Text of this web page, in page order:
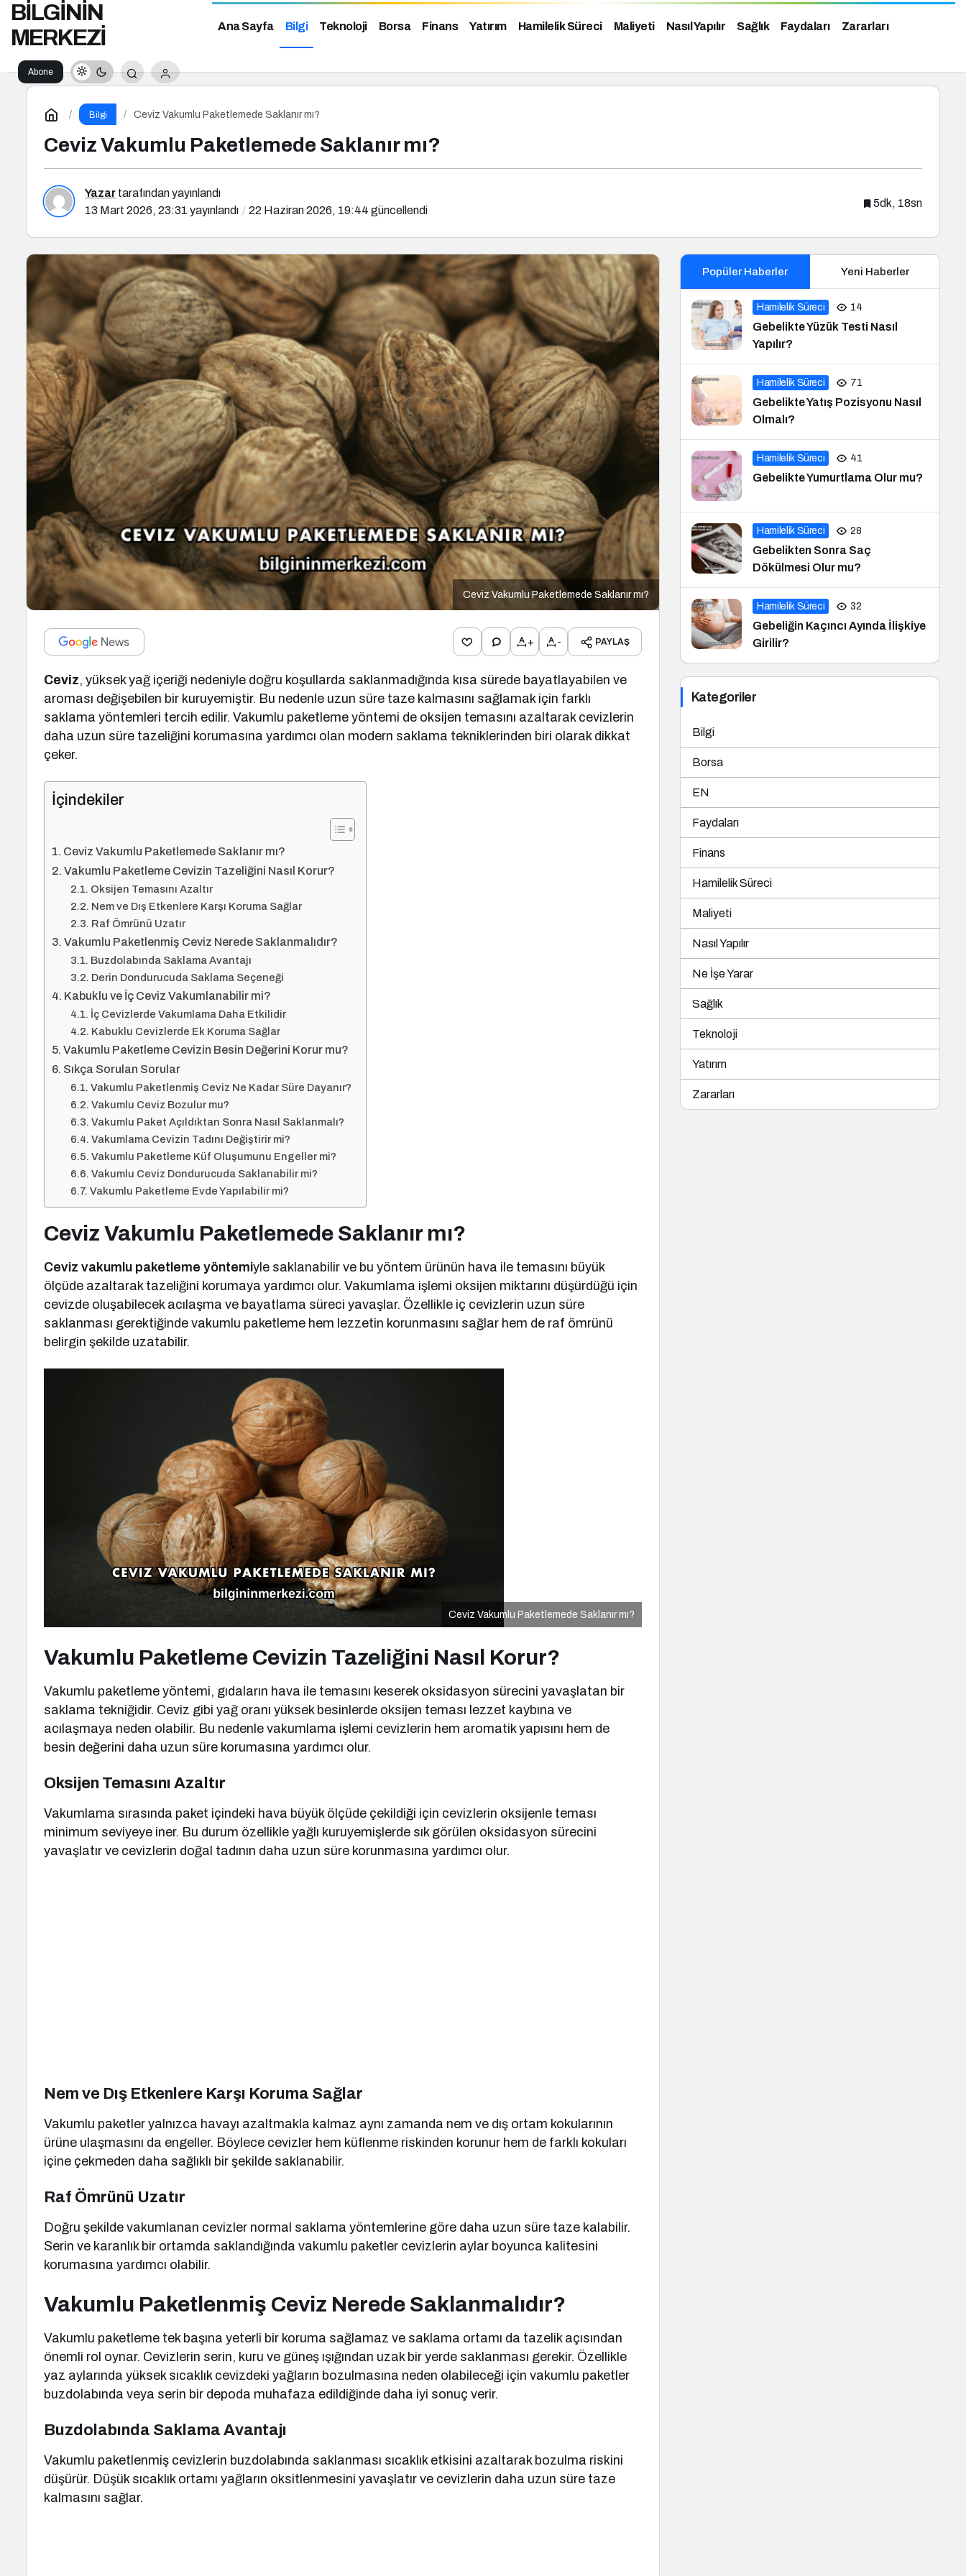
BİLGİNİN
MERKEZİ
Ana Sayfa Bilgi Teknoloji Borsa Finans Yatırım Hamilelik Süreci Maliyeti Nasıl Yapılır Sağlık Faydaları Zararları
Abone
Bilgi
Ceviz Vakumlu Paketlemede Saklanır mı?
Ceviz Vakumlu Paketlemede Saklanır mı?
Yazar tarafından yayınlandı
13 Mart 2026, 23:31 yayınlandı 22 Haziran 2026, 19:44 güncellendi
5dk, 18sn
Ceviz Vakumlu Paketlemede Saklanır mı?
+ - PAYLAŞ
Ceviz, yüksek yağ içeriği nedeniyle doğru koşullarda saklanmadığında kısa sürede bayatlayabilen ve
aroması değişebilen bir kuruyemiştir. Bu nedenle uzun süre taze kalmasını sağlamak için farklı
saklama yöntemleri tercih edilir. Vakumlu paketleme yöntemi de oksijen temasını azaltarak cevizlerin
daha uzun süre tazeliğini korumasına yardımcı olan modern saklama tekniklerinden biri olarak dikkat
çeker.
İçindekiler
Ceviz Vakumlu Paketlemede Saklanır mı?
Vakumlu Paketleme Cevizin Tazeliğini Nasıl Korur?
Oksijen Temasını Azaltır
Nem ve Dış Etkenlere Karşı Koruma Sağlar
Raf Ömrünü Uzatır
Vakumlu Paketlenmiş Ceviz Nerede Saklanmalıdır?
Buzdolabında Saklama Avantajı
Derin Dondurucuda Saklama Seçeneği
Kabuklu ve İç Ceviz Vakumlanabilir mi?
İç Cevizlerde Vakumlama Daha Etkilidir
Kabuklu Cevizlerde Ek Koruma Sağlar
Vakumlu Paketleme Cevizin Besin Değerini Korur mu?
Sıkça Sorulan Sorular
Vakumlu Paketlenmiş Ceviz Ne Kadar Süre Dayanır?
Vakumlu Ceviz Bozulur mu?
Vakumlu Paket Açıldıktan Sonra Nasıl Saklanmalı?
Vakumlama Cevizin Tadını Değiştirir mi?
Vakumlu Paketleme Küf Oluşumunu Engeller mi?
Vakumlu Ceviz Dondurucuda Saklanabilir mi?
Vakumlu Paketleme Evde Yapılabilir mi?
Ceviz Vakumlu Paketlemede Saklanır mı?
Ceviz vakumlu paketleme yöntemiyle saklanabilir ve bu yöntem ürünün hava ile temasını büyük
ölçüde azaltarak tazeliğini korumaya yardımcı olur. Vakumlama işlemi oksijen miktarını düşürdüğü için
cevizde oluşabilecek acılaşma ve bayatlama süreci yavaşlar. Özellikle iç cevizlerin uzun süre
saklanması gerektiğinde vakumlu paketleme hem lezzetin korunmasını sağlar hem de raf ömrünü
belirgin şekilde uzatabilir.
Ceviz Vakumlu Paketlemede Saklanır mı?
Vakumlu Paketleme Cevizin Tazeliğini Nasıl Korur?
Vakumlu paketleme yöntemi, gıdaların hava ile temasını keserek oksidasyon sürecini yavaşlatan bir
saklama tekniğidir. Ceviz gibi yağ oranı yüksek besinlerde oksijen teması lezzet kaybına ve
acılaşmaya neden olabilir. Bu nedenle vakumlama işlemi cevizlerin hem aromatik yapısını hem de
besin değerini daha uzun süre korumasına yardımcı olur.
Oksijen Temasını Azaltır
Vakumlama sırasında paket içindeki hava büyük ölçüde çekildiği için cevizlerin oksijenle teması
minimum seviyeye iner. Bu durum özellikle yağlı kuruyemişlerde sık görülen oksidasyon sürecini
yavaşlatır ve cevizlerin doğal tadının daha uzun süre korunmasına yardımcı olur.
Nem ve Dış Etkenlere Karşı Koruma Sağlar
Vakumlu paketler yalnızca havayı azaltmakla kalmaz aynı zamanda nem ve dış ortam kokularının
ürüne ulaşmasını da engeller. Böylece cevizler hem küflenme riskinden korunur hem de farklı kokuları
içine çekmeden daha sağlıklı bir şekilde saklanabilir.
Raf Ömrünü Uzatır
Doğru şekilde vakumlanan cevizler normal saklama yöntemlerine göre daha uzun süre taze kalabilir.
Serin ve karanlık bir ortamda saklandığında vakumlu paketler cevizlerin aylar boyunca kalitesini
korumasına yardımcı olabilir.
Vakumlu Paketlenmiş Ceviz Nerede Saklanmalıdır?
Vakumlu paketleme tek başına yeterli bir koruma sağlamaz ve saklama ortamı da tazelik açısından
önemli rol oynar. Cevizlerin serin, kuru ve güneş ışığından uzak bir yerde saklanması gerekir. Özellikle
yaz aylarında yüksek sıcaklık cevizdeki yağların bozulmasına neden olabileceği için vakumlu paketler
buzdolabında veya serin bir depoda muhafaza edildiğinde daha iyi sonuç verir.
Buzdolabında Saklama Avantajı
Vakumlu paketlenmiş cevizlerin buzdolabında saklanması sıcaklık etkisini azaltarak bozulma riskini
düşürür. Düşük sıcaklık ortamı yağların oksitlenmesini yavaşlatır ve cevizlerin daha uzun süre taze
kalmasını sağlar.
Popüler Haberler Yeni Haberler
Hamilelik Süreci 14
Gebelikte Yüzük Testi Nasıl
Yapılır?
Hamilelik Süreci 71
Gebelikte Yatış Pozisyonu Nasıl
Olmalı?
Hamilelik Süreci 41
Gebelikte Yumurtlama Olur mu?
Hamilelik Süreci 28
Gebelikten Sonra Saç
Dökülmesi Olur mu?
Hamilelik Süreci 32
Gebeliğin Kaçıncı Ayında İlişkiye
Girilir?
Kategoriler
Bilgi
Borsa
EN
Faydaları
Finans
Hamilelik Süreci
Maliyeti
Nasıl Yapılır
Ne İşe Yarar
Sağlık
Teknoloji
Yatırım
Zararları